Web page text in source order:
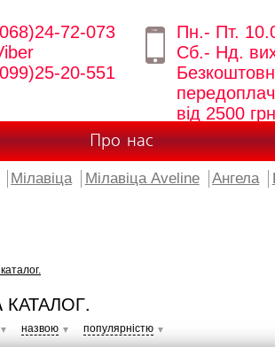
72-073
20-551
Пн.- Пт.
Сб.- Нд.
від 2500
Про нас
Мілавіца Мілавіца Aveline Ангела
КАТАЛОГ.
▼ назвою ▼ популярністю ▼